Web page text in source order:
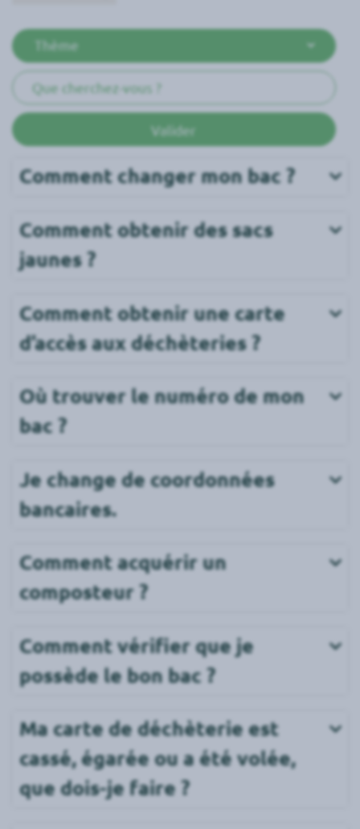
Thèmes
Mots clés
Valider
Comment changer mon bac ?
Comment obtenir des sacs
jaunes ?
Comment obtenir une carte
d’accès aux déchèteries ?
Où trouver le numéro de mon
bac ?
Je change de coordonnées
bancaires.
Comment acquérir un
composteur ?
Comment vérifier que je
possède le bon bac ?
Ma carte de déchèterie est
cassé, égarée ou a été volée,
que dois-je faire ?